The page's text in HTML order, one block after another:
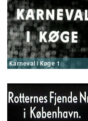
Karneval i Køge 1